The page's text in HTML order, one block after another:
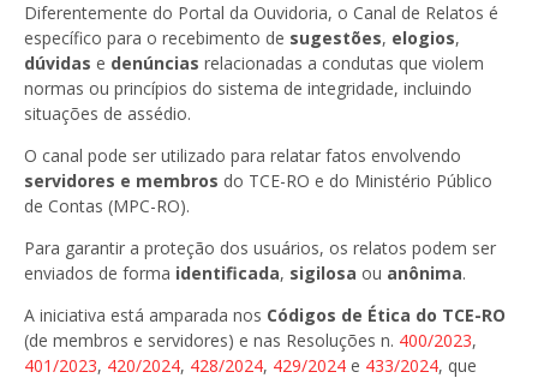
Diferentemente do Portal da Ouvidoria, o Canal de Relatos é
específico para o recebimento de sugestões, elogios,
dúvidas e denúncias relacionadas a condutas que violem
normas ou princípios do sistema de integridade, incluindo
situações de assédio.
O canal pode ser utilizado para relatar fatos envolvendo
servidores e membros do TCE-RO e do Ministério Público
de Contas (MPC-RO).
Para garantir a proteção dos usuários, os relatos podem ser
enviados de forma identificada, sigilosa ou anônima.
A iniciativa está amparada nos Códigos de Ética do TCE-RO
(de membros e servidores) e nas Resoluções n. 400/2023,
401/2023, 420/2024, 428/2024, 429/2024 e 433/2024, que